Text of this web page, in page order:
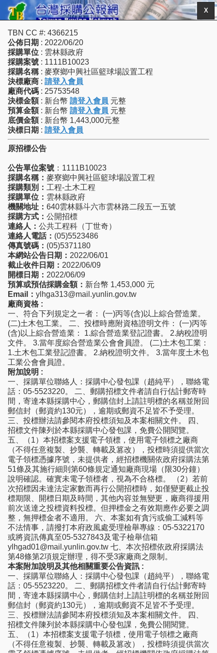
X
TBN CC #: 4366215
公佈日期 : 2022/06/20
採購單位 : 雲林縣政府
採購案號 : 1111B10023
採購名稱 : 麥寮鄉中興社區籃球場設置工程
決標廠商 : 請登入會員
廠商代碼 : 25753548
決標金額 : 新台幣 請登入會員 元整
預算金額 : 新台幣 請登入會員 元整
底價金額 : 新台幣 1,443,000元整
決標日期 : 請登入會員
原招標公告
公告單位案號 ：1111B10023
採購名稱： 麥寮鄉中興社區籃球場設置工程
採購類別： 工程-土木工程
採購單位： 雲林縣政府
機關地址： 640雲林縣斗六市雲林路二段五一五號
採購方式： 公開招標
連絡人： 公共工程科（丁世奇）
連絡人電話： (05)5523486
傳真號碼： (05)5371180
本網站公告日期： 2022/06/01
截止收件日期： 2022/06/09
開標日期： 2022/06/09
預算或預估採購金額： 新台幣 1,453,000 元
Email： ylhga313@mail.yunlin.gov.tw
廠商資格 :
一、符合下列規定之一者： (一)丙等(含)以上綜合營造業。
(二)土木包工業。 二、投標時應附資格證明文件： (一)丙等
(含)以上綜合營造業： 1.綜合營造業登記證書。 2.納稅證明
文件。 3.當年度綜合營造業公會會員證。 (二)土木包工業：
1.土木包工業登記證書。 2.納稅證明文件。 3.當年度土木包
工業公會會員證。
附加說明 :
一、採購單位聯絡人：採購中心發包課（趙純平），聯絡電
話：05-5523220。 二、郵購招標文件者請自行估計郵寄時
間，寄達本縣採購中心，郵購信封上請註明標的名稱並附回
郵信封（郵資約130元），逾期或郵資不足皆不予受理。
三、投標辦法請參閱本府投標須知及本案相關文件。 四、
招標文件陳列於本縣採購中心發包課，免費公開閱覽。
五、（1）本招標案支援電子領標，使用電子領標之廠商
（不得任意複製、抄襲、轉載及篡改），投標時須提供當次
電子領標憑據序號，未提供者，經招標機關依政府採購法第
51條及其施行細則第60條規定通知廠商現場（限30分鐘）
說明確認。確實未電子領標者，視為不合格標。 （2）若前
次招標因未達法定家數而再行公開招標時，如僅變更截止投
標期限、開標日期及時間，其他內容並無變更，廠商得援用
前次送達之投標資料投標。但押標金之有效期應作必要之調
整，無押標金者不適用。 六、本案如有貪污或偷工減料等
不法情事，請撥打本府政風處受理檢舉專線：05-5322170
或將資訊傳真至05-5327843及電子檢舉信箱
ylhgad01@mail.yunlin.gov.tw 七、本次招標依政府採購法
第48條第2項規定辦理，得不受3家廠商之限制。
本案附加說明及其他相關重要公告資訊 :
一、採購單位聯絡人：採購中心發包課（趙純平），聯絡電
話：05-5523220。 二、郵購招標文件者請自行估計郵寄時
間，寄達本縣採購中心，郵購信封上請註明標的名稱並附回
郵信封（郵資約130元），逾期或郵資不足皆不予受理。
三、投標辦法請參閱本府投標須知及本案相關文件。 四、
招標文件陳列於本縣採購中心發包課，免費公開閱覽。
五、（1）本招標案支援電子領標，使用電子領標之廠商
（不得任意複製、抄襲、轉載及篡改），投標時須提供當次